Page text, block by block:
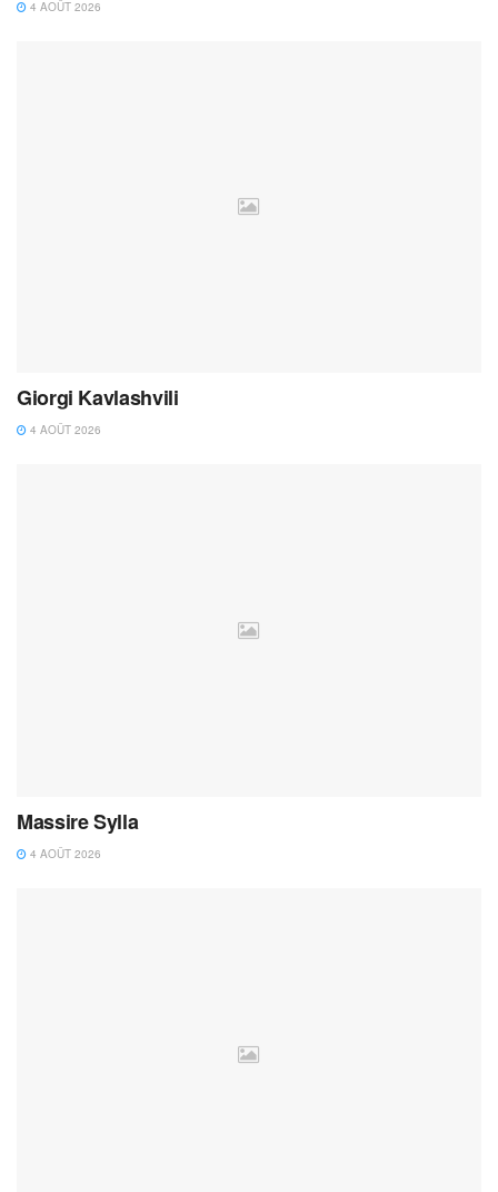
4 AOÛT 2026
Giorgi Kavlashvili
4 AOÛT 2026
Massire Sylla
4 AOÛT 2026